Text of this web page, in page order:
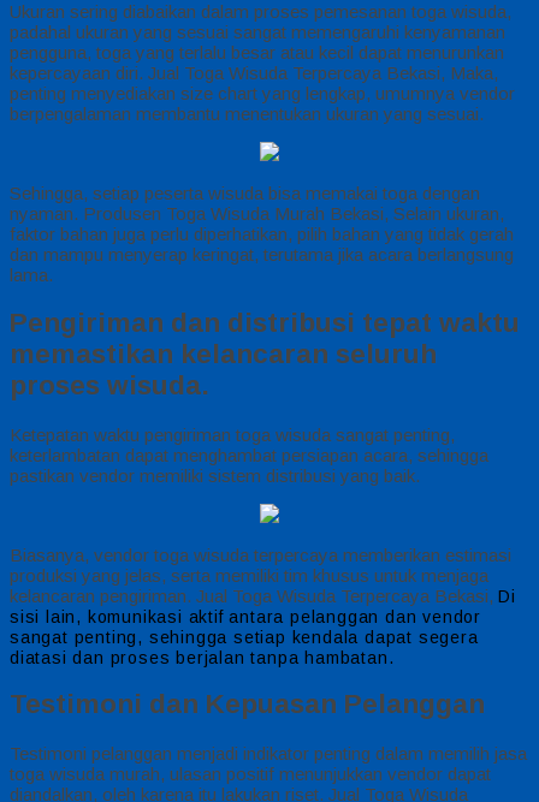
Ukuran sering diabaikan dalam proses pemesanan toga wisuda,
padahal ukuran yang sesuai sangat memengaruhi kenyamanan
pengguna, toga yang terlalu besar atau kecil dapat menurunkan
kepercayaan diri. Jual Toga Wisuda Terpercaya Bekasi, Maka,
penting menyediakan size chart yang lengkap, umumnya vendor
berpengalaman membantu menentukan ukuran yang sesuai.
Sehingga, setiap peserta wisuda bisa memakai toga dengan
nyaman. Produsen Toga Wisuda Murah Bekasi, Selain ukuran,
faktor bahan juga perlu diperhatikan, pilih bahan yang tidak gerah
dan mampu menyerap keringat, terutama jika acara berlangsung
lama.
Pengiriman dan distribusi tepat waktu
memastikan kelancaran seluruh
proses wisuda.
Ketepatan waktu pengiriman toga wisuda sangat penting,
keterlambatan dapat menghambat persiapan acara, sehingga
pastikan vendor memiliki sistem distribusi yang baik.
Biasanya, vendor toga wisuda terpercaya memberikan estimasi
produksi yang jelas, serta memiliki tim khusus untuk menjaga
kelancaran pengiriman. Jual Toga Wisuda Terpercaya Bekasi, Di
sisi lain, komunikasi aktif antara pelanggan dan vendor
sangat penting, sehingga setiap kendala dapat segera
diatasi dan proses berjalan tanpa hambatan.
Testimoni dan Kepuasan Pelanggan
Testimoni pelanggan menjadi indikator penting dalam memilih jasa
toga wisuda murah, ulasan positif menunjukkan vendor dapat
diandalkan, oleh karena itu lakukan riset. Jual Toga Wisuda